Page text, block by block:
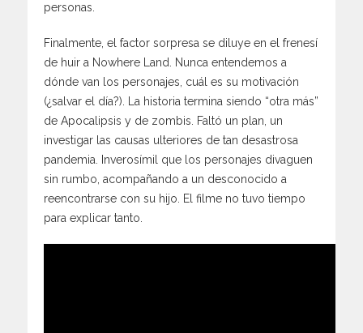
personas.
Finalmente, el factor sorpresa se diluye en el frenesí
de huir a Nowhere Land. Nunca entendemos a
dónde van los personajes, cuál es su motivación
(¿salvar el día?). La historia termina siendo “otra más”
de Apocalipsis y de zombis. Faltó un plan, un
investigar las causas ulteriores de tan desastrosa
pandemia. Inverosímil que los personajes divaguen
sin rumbo, acompañando a un desconocido a
reencontrarse con su hijo. El filme no tuvo tiempo
para explicar tanto.